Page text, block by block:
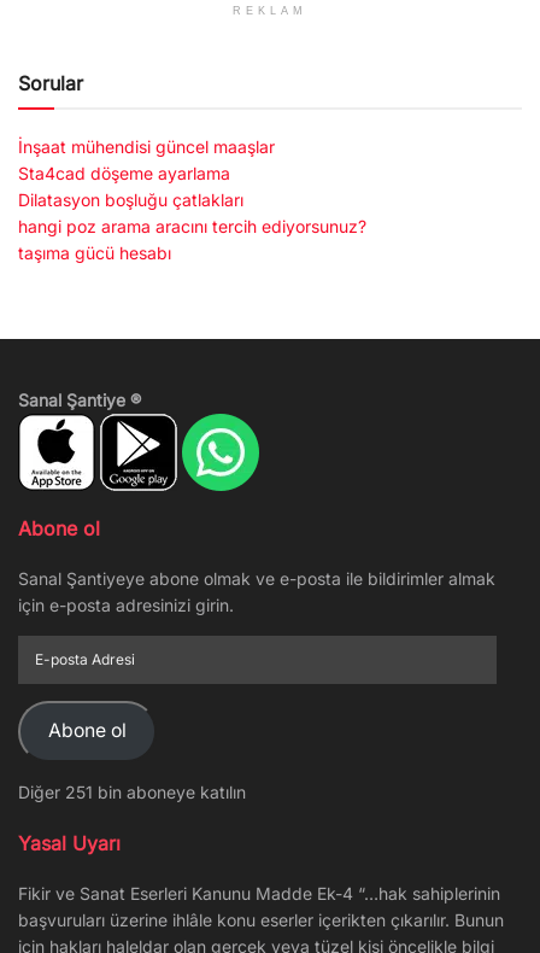
REKLAM
Sorular
İnşaat mühendisi güncel maaşlar
Sta4cad döşeme ayarlama
Dilatasyon boşluğu çatlakları
hangi poz arama aracını tercih ediyorsunuz?
taşıma gücü hesabı
Sanal Şantiye ®
Abone ol
Sanal Şantiyeye abone olmak ve e-posta ile bildirimler almak
için e-posta adresinizi girin.
posta
Adresi
Abone ol
Diğer 251 bin aboneye katılın
Yasal Uyarı
Fikir ve Sanat Eserleri Kanunu Madde Ek-4 “…hak sahiplerinin
başvuruları üzerine ihlâle konu eserler içerikten çıkarılır. Bunun
için hakları haleldar olan gerçek veya tüzel kişi öncelikle bilgi